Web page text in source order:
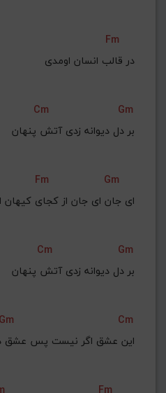
Fm
در قالب انسان اومدی
Cm
Gm
بر دل دیوانه زدی آتش پنهان
Fm
Gm
‌ای جان ای جان از کجای کیهان
Cm
Gm
بر دل دیوانه زدی آتش پنهان
Gm
Cm
این عشق اگر نیست پس عشق